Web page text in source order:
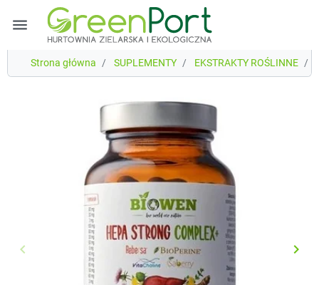
menu
Strona główna SUPLEMENTY EKSTRAKTY ROŚLINNE
Poprzedni
keyboard_arrow_left keyboard_arrow_right